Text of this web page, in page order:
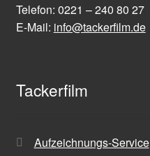
Telefon: 0221 – 240 80 27
E-Mail: info@tackerfilm.de
Tackerfilm
Aufzeichnungs-Service